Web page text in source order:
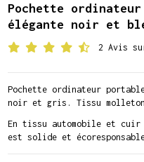
Pochette ordinateur
élégante noir et
2 Avis
Pochette ordinateur
noir et gris. Tissu
En tissu automobile et cuir
est solide et